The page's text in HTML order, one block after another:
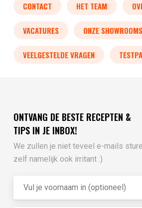
CONTACT HET TEAM
VACATURES ONZE SHOWROOMS
VEELGESTELDE VRAGEN
ONTVANG DE BESTE RECEPTEN &
TIPS IN JE INBOX!
We zullen je niet teveel e-mails
zelf namelijk ook irritant :)